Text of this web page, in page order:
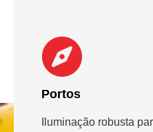
Portos
Iluminação robusta